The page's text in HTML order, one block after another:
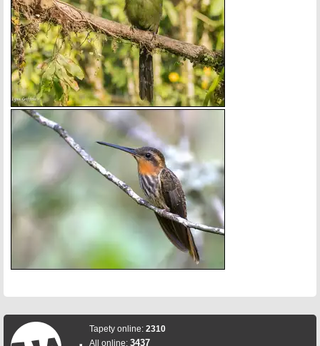
Tapety online: 2310
All online: 3437